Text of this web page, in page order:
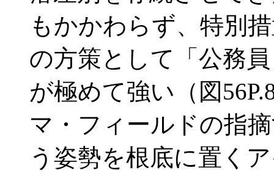
もかかわらず、特別
の方策として「公務
が極めて強い（図
マ・フィールドの指
う姿勢を根底に置く